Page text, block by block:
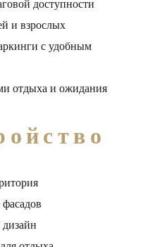
доступности
и взрослых
с удобным
отдыха и ожидания